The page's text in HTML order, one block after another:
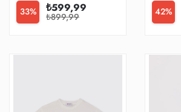
33% ₺599,99
₺899,99 42%